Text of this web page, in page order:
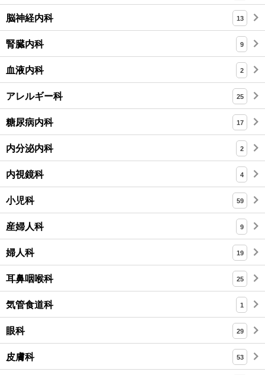
脳神経内科 13
腎臓内科 9
血液内科 2
アレルギー科 25
糖尿病内科 17
内分泌内科 2
内視鏡科 4
小児科 59
産婦人科 9
婦人科 19
耳鼻咽喉科 25
気管食道科 1
眼科 29
皮膚科 53